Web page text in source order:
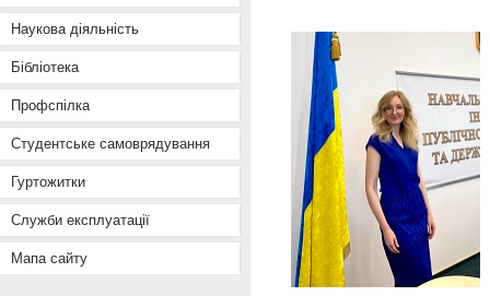
Наукова діяльність
Бібліотека
Профспілка
Студентське самоврядування
Гуртожитки
Служби експлуатації
Мапа сайту